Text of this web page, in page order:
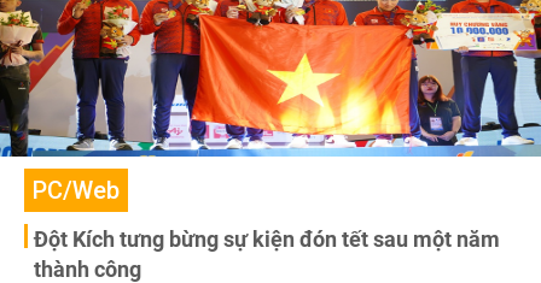
PC/Web
Đột Kích tưng bừng sự kiện đón tết sau một năm
thành công